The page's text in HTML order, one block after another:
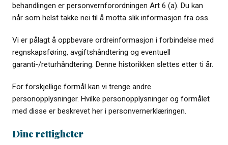
behandlingen er personvernforordningen Art 6 (a). Du kan
når som helst takke nei til å motta slik informasjon fra oss.
Vi er pålagt å oppbevare ordreinformasjon i forbindelse med
regnskapsføring, avgiftshåndtering og eventuell
garanti-/returhåndtering. Denne historikken slettes etter ti år.
For forskjellige formål kan vi trenge andre
personopplysninger. Hvilke personopplysninger og formålet
med disse er beskrevet her i personvernerklæringen.
Dine rettigheter